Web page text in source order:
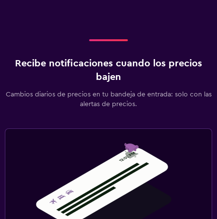
Comedor al aire libre
Terraza/patio
Sillas de playa
Recibe notificaciones cuando los precios
bajen
Cambios diarios de precios en tu bandeja de entrada: solo con las
alertas de precios.